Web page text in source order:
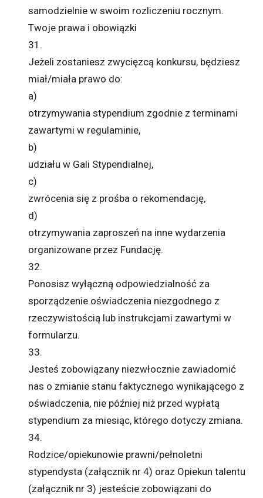
samodzielnie w swoim rozliczeniu rocznym.
Twoje prawa i obowiązki
31.
Jeżeli zostaniesz zwycięzcą konkursu, będziesz
miał/miała prawo do:
a)
otrzymywania stypendium zgodnie z terminami
zawartymi w regulaminie,
b)
udziału w Gali Stypendialnej,
c)
zwrócenia się z prośba o rekomendację,
d)
otrzymywania zaproszeń na inne wydarzenia
organizowane przez Fundację.
32.
Ponosisz wyłączną odpowiedzialność za
sporządzenie oświadczenia niezgodnego z
rzeczywistością lub instrukcjami zawartymi w
formularzu.
33.
Jesteś zobowiązany niezwłocznie zawiadomić
nas o zmianie stanu faktycznego wynikającego z
oświadczenia, nie później niż przed wypłatą
stypendium za miesiąc, którego dotyczy zmiana.
34.
Rodzice/opiekunowie prawni/pełnoletni
stypendysta (załącznik nr 4) oraz Opiekun talentu
(załącznik nr 3) jesteście zobowiązani do